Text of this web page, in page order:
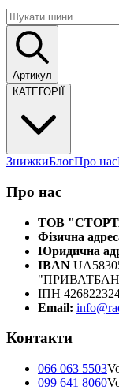
Артикул
КАТЕГОРІЇ
ЗнижкиБлогПро нас
Про нас
ТОВ
Фізична
Юридична
IBAN
ІПН
Email:
Контакти
066 063 5503
099 641 8060